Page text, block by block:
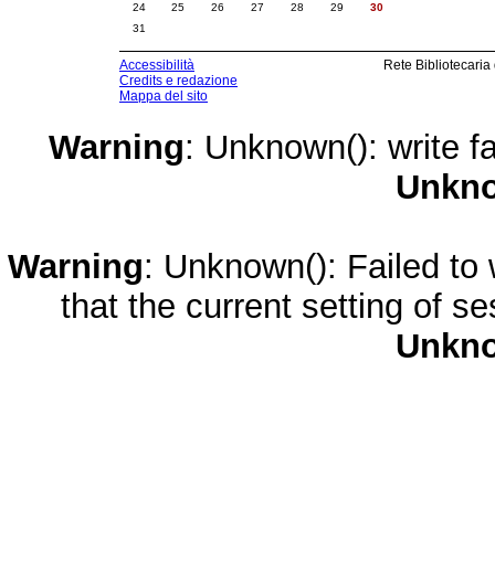
24
25 26 27 28 29
30
31
Accessibilità
Credits e redazione
Mappa del sito
Rete
Warning: Unknown(): write
Warning: Unknown(): Failed
that the current setting of